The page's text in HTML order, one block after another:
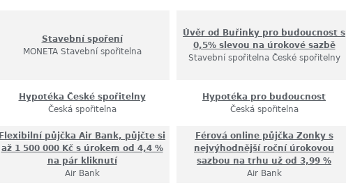
Stavební spoření
MONETA Stavební spořitelna
Úvěr od Buřinky pro budoucnost s
0,5% slevou na úrokové sazbě
Stavební spořitelna České spořitelny
Hypotéka České spořitelny
Česká spořitelna
Hypotéka pro budoucnost
Česká spořitelna
Flexibilní půjčka Air Bank, půjčte si
až 1 500 000 Kč s úrokem od 4,4 %
na pár kliknutí
Air Bank
Férová online půjčka Zonky s
nejvýhodnější roční úrokovou
sazbou na trhu už od 3,99 %
Air Bank